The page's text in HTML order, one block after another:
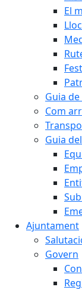
El
Guia
Com
Guia
Ajuntament
Govern